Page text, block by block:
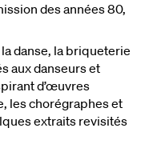
‍des années 80,
danse, la briqueterie
aux danseurs et
d’œuvres
les chorégraphes et
extraits revisités